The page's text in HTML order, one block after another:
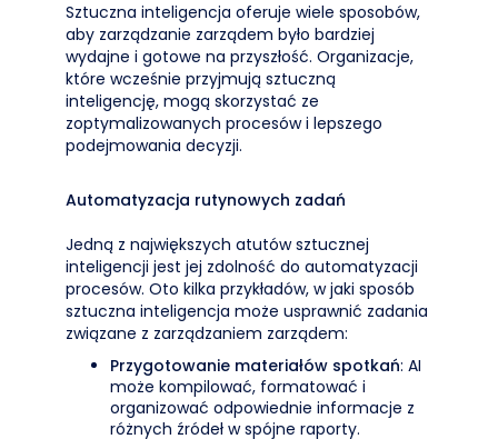
Sztuczna inteligencja oferuje wiele sposobów,
aby zarządzanie zarządem było bardziej
wydajne i gotowe na przyszłość. Organizacje,
które wcześnie przyjmują sztuczną
inteligencję, mogą skorzystać ze
zoptymalizowanych procesów i lepszego
podejmowania decyzji.
Automatyzacja rutynowych zadań
Jedną z największych atutów sztucznej
inteligencji jest jej zdolność do automatyzacji
procesów. Oto kilka przykładów, w jaki sposób
sztuczna inteligencja może usprawnić zadania
związane z zarządzaniem zarządem:
Przygotowanie materiałów spotkań: AI
może kompilować, formatować i
organizować odpowiednie informacje z
różnych źródeł w spójne raporty.